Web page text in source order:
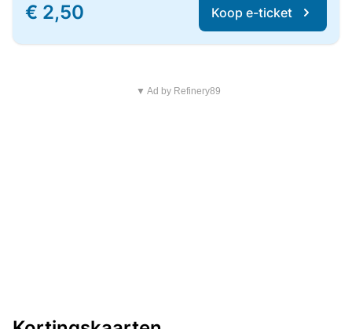
€ 2,50 Koop e-ticket
▼ Ad by Refinery89